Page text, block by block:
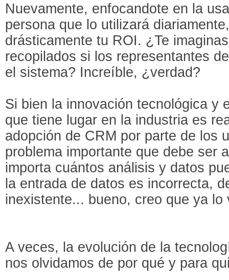
Nuevamente, enfocandote en la
persona que lo utilizará
drásticamente tu ROI. ¿Te
recopilados si los representantes
el sistema? Increíble, ¿verdad?
Si bien la innovación tecnológica y
que tiene lugar en la industria es
adopción de CRM por parte de los
problema importante que debe ser
importa cuántos análisis y datos
la entrada de datos es incorrecta,
inexistente... bueno, creo que ya lo
A veces, la evolución de la
nos olvidamos de por qué y para